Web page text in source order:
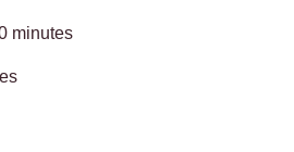
minutes